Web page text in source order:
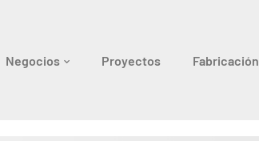
Negocios Proyectos Fabricación